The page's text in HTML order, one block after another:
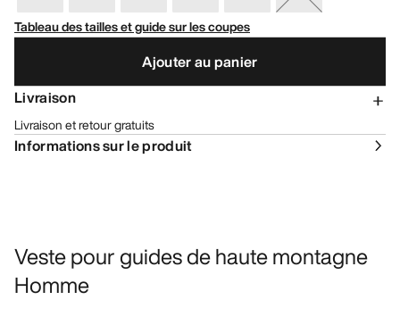
Tableau des tailles et guide sur les coupes
Ajouter au panier
Livraison
Livraison et retour gratuits
Informations sur le produit
Veste pour guides de haute montagne
Homme